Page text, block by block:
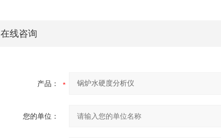
在线咨询
产品：
您的单位：